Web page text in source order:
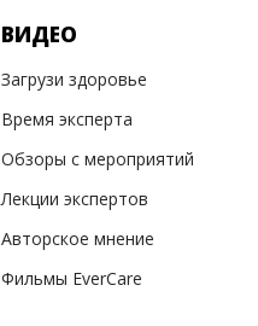
ВИДЕО
Загрузи здоровье
Время эксперта
Обзоры с мероприятий
Лекции экспертов
Авторское мнение
Фильмы EverCare